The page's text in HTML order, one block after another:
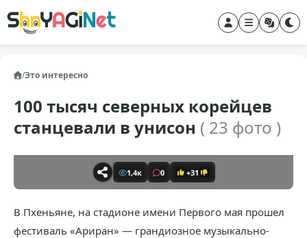
/Это интересно
100 тысяч северных корейцев
станцевали в унисон ( 23 фото )
1,4к 0 +31
В Пхеньяне, на стадионе имени Первого мая прошел
фестиваль «Ариран» — грандиозное музыкально-